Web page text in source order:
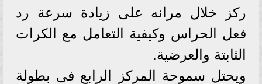
ركز خلال مرانه على زيادة سرعة رد
فعل الحراس وكيفية التعامل مع الكرات
الثابتة والعرضية.
ويحتل سموحة المركز الرابع فى بطولة